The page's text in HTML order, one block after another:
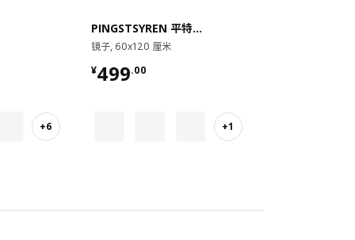
+6
PINGSTSYREN 平特瑟伦
镜子, 60x120 厘米
¥499.00
¥ 499.00
+1